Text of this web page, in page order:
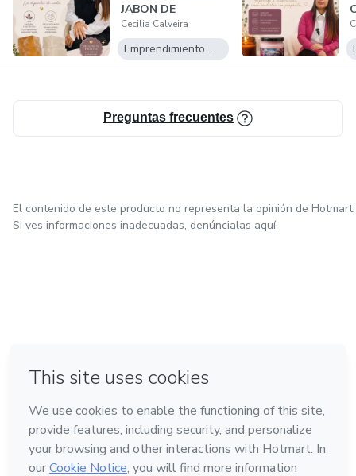
JABON DE
GLICERINA
Cecilia Calveira
Emprendimiento Digital
Preguntas frecuentes
El contenido de este producto no representa la opinión de Hotmart.
Si ves informaciones inadecuadas, denúncialas aquí
Hecho con❤ en Belo Horizonte
Conoce Hotmart